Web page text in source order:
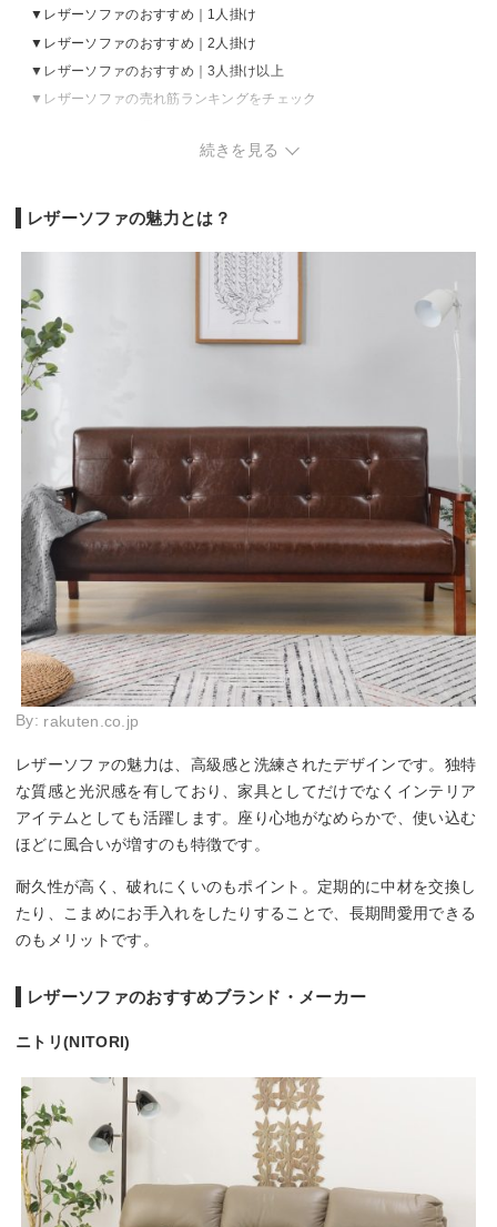
レザーソファのおすすめ｜1人掛け
レザーソファのおすすめ｜2人掛け
レザーソファのおすすめ｜3人掛け以上
レザーソファの売れ筋ランキングをチェック
レザーソファのお手入れ方法は？
続きを見る
レザーソファの魅力とは？
By: rakuten.co.jp
レザーソファの魅力は、高級感と洗練されたデザインです。独特
な質感と光沢感を有しており、家具としてだけでなくインテリア
アイテムとしても活躍します。座り心地がなめらかで、使い込む
ほどに風合いが増すのも特徴です。
耐久性が高く、破れにくいのもポイント。定期的に中材を交換し
たり、こまめにお手入れをしたりすることで、長期間愛用できる
のもメリットです。
レザーソファのおすすめブランド・メーカー
ニトリ(NITORI)